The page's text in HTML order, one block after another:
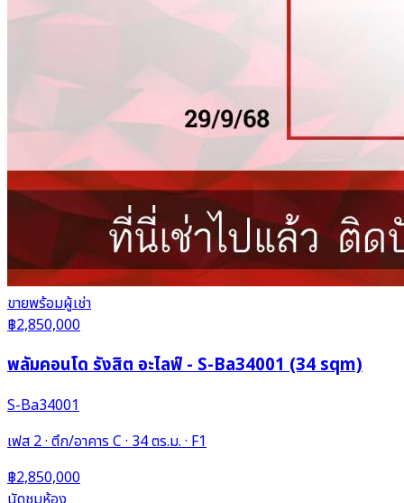
ขายพร้อมผู้เช่า
฿2,850,000
พลัมคอนโด รังสิต อะไลฟ์ - S-Ba34001 (34 sqm)
S-Ba34001
เฟส 2 · ตึก/อาคาร C · 34 ตร.ม. · F1
฿2,850,000